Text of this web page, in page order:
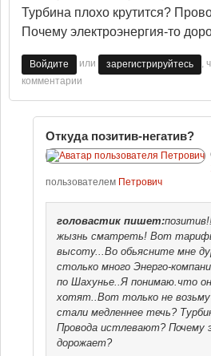
Турбина плохо крутится?
Почему электроэнергия-то
Войдите или зарегистрируйтесь
,
комментарии
Откуда позитив-негатив?
пользователем Петрович
головастик пишет:
жызнь сматреть! Вот
высоту...Во обьясните мне
столько много Энерго-
по Шахунье..Я понимаю.что
хотят..Вот только не
стали медленнее течь?
Провода истлевают? Почему
дорожает?